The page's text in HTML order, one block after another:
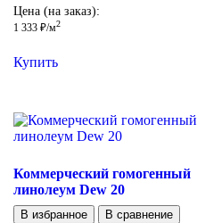
Цена (на заказ):
1 333 ₽/м2
Купить
Коммерческий гомогенный
линолеум Dew 20
В избранное В сравнение